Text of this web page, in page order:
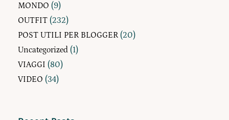
MONDO (9)
OUTFIT (232)
POST UTILI PER BLOGGER (20)
Uncategorized (1)
VIAGGI (80)
VIDEO (34)